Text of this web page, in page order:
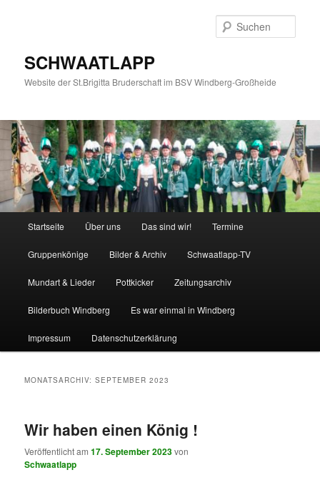
SCHWAATLAPP
Website der St.Brigitta Bruderschaft im BSV Windberg-Großheide
Startseite Über uns Das sind wir! Termine
Gruppenkönige Bilder & Archiv Schwaatlapp-TV
Mundart & Lieder Pottkicker Zeitungsarchiv
Bilderbuch Windberg Es war einmal in Windberg
Impressum Datenschutzerklärung
MONATSARCHIV:SEPTEMBER 2023
Wir haben einen König !
Veröffentlicht am17. September 2023von
Schwaatlapp